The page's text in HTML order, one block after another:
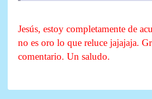
Jesús, estoy completamente de
no es oro lo que reluce jajajaja.
comentario. Un saludo.